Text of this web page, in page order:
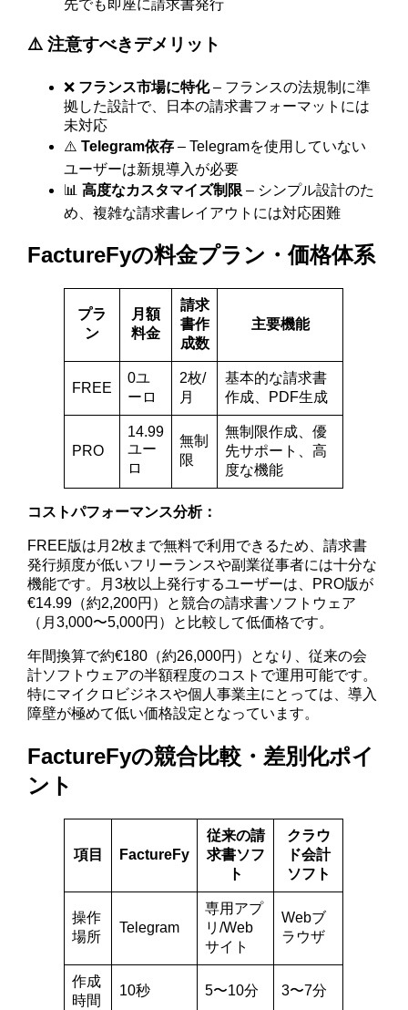
先でも即座に請求書発行
⚠️ 注意すべきデメリット
❌ フランス市場に特化– フランスの法規制に準
拠した設計で、日本の請求書フォーマットには
未対応
⚠️Telegram依存 – Telegramを使用していない
ユーザーは新規導入が必要
📊高度なカスタマイズ制限 – シンプル設計のた
め、複雑な請求書レイアウトには対応困難
FactureFyの料金プラン・価格体系
プラ
ン
月額
料金
請求
書作
成数
主要機能
FREE
0ユ
ーロ
2枚/
月
基本的な請求書
作成、PDF生成
PRO
14.99
ユー
ロ
無制
限
無制限作成、優
先サポート、高
度な機能
コストパフォーマンス分析：
FREE版は月2枚まで無料で利用できるため、請求書
発行頻度が低いフリーランスや副業従事者には十分な
機能です。月3枚以上発行するユーザーは、PRO版が
€14.99（約2,200円）と競合の請求書ソフトウェア
（月3,000〜5,000円）と比較して低価格です。
年間換算で約€180（約26,000円）となり、従来の会
計ソフトウェアの半額程度のコストで運用可能です。
特にマイクロビジネスや個人事業主にとっては、導入
障壁が極めて低い価格設定となっています。
FactureFyの競合比較・差別化ポイ
ント
項目 FactureFy
従来の請
求書ソフ
ト
クラウ
ド会計
ソフト
操作
場所
Telegram
専用アプ
リ/Web
サイト
Webブ
ラウザ
作成
時間
10秒 5〜10分 3〜7分